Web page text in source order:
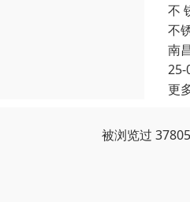
不
不
南
25-
更
被浏览过